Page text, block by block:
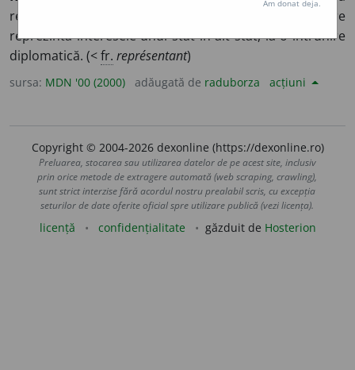
reprezinte pe cineva sau ceva. ◊ persoană care
reprezintă interesele unui stat în alt stat, la o întrunire
diplomatică. (<fr. représentant)
sursa: MDN '00 (2000) adăugată de raduborza acțiuni
Copyright © 2004-2026 dexonline (https://dexonline.ro)
Preluarea, stocarea sau utilizarea datelor de pe acest site, inclusiv
prin orice metode de extragere automată (web scraping, crawling),
sunt strict interzise fără acordul nostru prealabil scris, cu excepția
seturilor de date oferite oficial spre utilizare publică (vezi licența).
licență confidențialitate găzduit de Hosterion
Am donat deja.